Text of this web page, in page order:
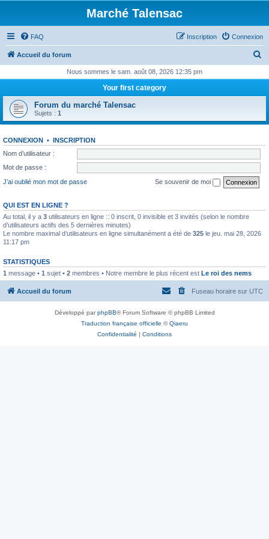
Marché Talensac
FAQ Connexion
Inscription
Accueil du forum
h
r
Nous sommes le sam. août 08, 2026 12:35 pm
Your first category
Forum du marché Talensac
Sujets : 1
CONNEXION • INSCRIPTION
Nom d’utilisateur :
Mot de passe :
J’ai oublié mon mot de passe
Se souvenir de moi
QUI EST EN LIGNE ?
Au total, il y a 3 utilisateurs en ligne :: 0 inscrit, 0 invisible et 3 invités (selon le nombre
d’utilisateurs actifs des 5 dernières minutes)
Le nombre maximal d’utilisateurs en ligne simultanément a été de 325 le jeu. mai 28, 2026
11:17 pm
STATISTIQUES
1 message • 1 sujet • 2 membres • Notre membre le plus récent est Le roi des nems
Accueil du forum Fuseau horaire sur UTC
Développé parphpBB® Forum Software © phpBB Limited
Traduction française officielle ©Qiaeru
Confidentialité | Conditions